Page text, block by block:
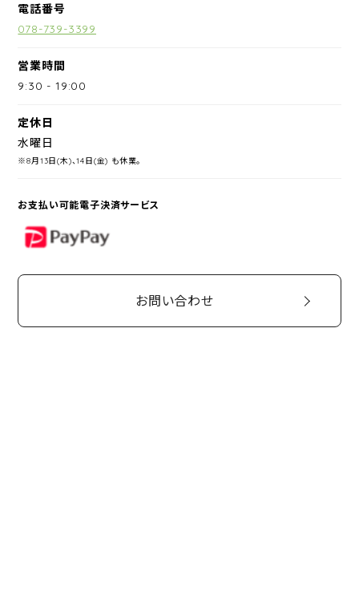
電話番号
078-739-3399
営業時間
9:30 -19:00
定休日
水曜日
※8月13日(木)、14日(金) も休業。
お支払い可能電子決済サービス
PayPay
お問い合わせ